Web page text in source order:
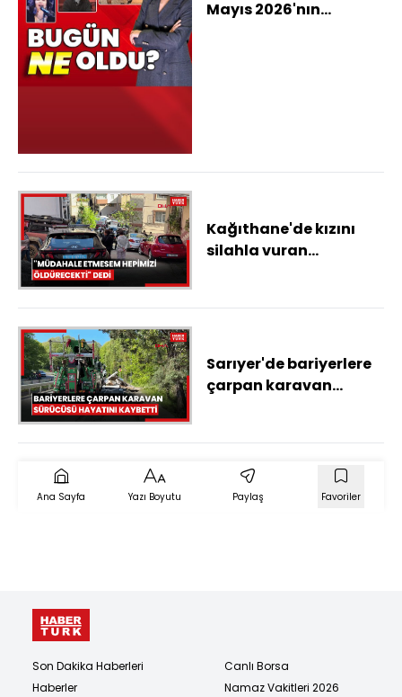
Mayıs 2026'nın
Kağıthane'de kızını
silahla vuran
etmesem hepimizi
Sarıyer'de bariyerlere
çarpan karavan
Ana Sayfa Yazı Boyutu Paylaş Favoriler
Son Dakika Haberleri
Haberler
Canlı Borsa
Namaz Vakitleri 2026